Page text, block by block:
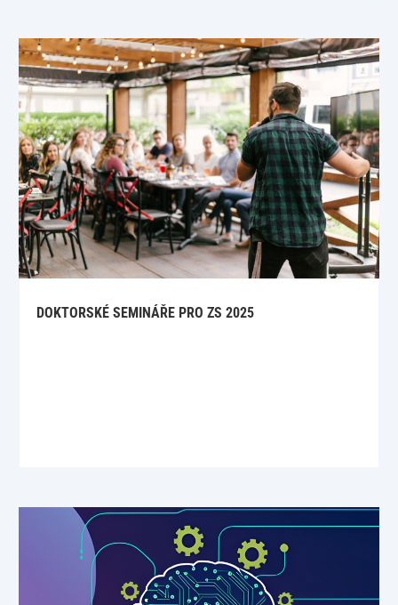
DOKTORSKÉ SEMINÁŘE PRO ZS 2025